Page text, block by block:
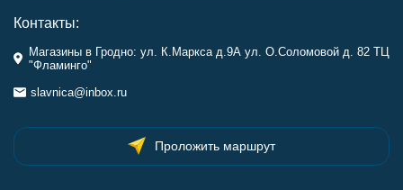
Контакты:
Магазины в Гродно: ул. К.Маркса д.9А ул. О.Соломовой д. 82 ТЦ
"Фламинго"
slavnica@inbox.ru
Проложить маршрут